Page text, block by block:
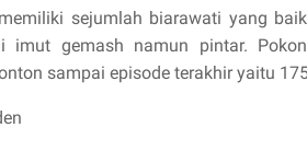
sejumlah biarawati yang
imut gemash namun pintar.
sampai episode terakhir yaitu